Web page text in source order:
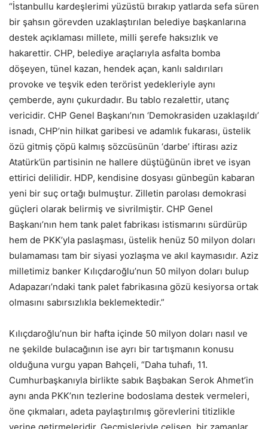
“İstanbullu kardeşlerimi yüzüstü bırakıp yatlarda sefa süren
bir şahsın görevden uzaklaştırılan belediye başkanlarına
destek açıklaması millete, milli şerefe haksızlık ve
hakarettir. CHP, belediye araçlarıyla asfalta bomba
döşeyen, tünel kazan, hendek açan, kanlı saldırıları
provoke ve teşvik eden terörist yedekleriyle aynı
çemberde, aynı çukurdadır. Bu tablo rezalettir, utanç
vericidir. CHP Genel Başkanı’nın ‘Demokrasiden uzaklaşıldı’
isnadı, CHP’nin hilkat garibesi ve adamlık fukarası, üstelik
özü gitmiş çöpü kalmış sözcüsünün ‘darbe’ iftirası aziz
Atatürk’ün partisinin ne hallere düştüğünün ibret ve isyan
ettirici delilidir. HDP, kendisine dosyası günbegün kabaran
yeni bir suç ortağı bulmuştur. Zilletin parolası demokrasi
güçleri olarak belirmiş ve sivrilmiştir. CHP Genel
Başkanı’nın hem tank palet fabrikası istismarını sürdürüp
hem de PKK’yla paslaşması, üstelik henüz 50 milyon doları
bulamaması tam bir siyasi yozlaşma ve akıl kaymasıdır. Aziz
milletimiz banker Kılıçdaroğlu’nun 50 milyon doları bulup
Adapazarı’ndaki tank palet fabrikasına gözü kesiyorsa ortak
olmasını sabırsızlıkla beklemektedir.”
Kılıçdaroğlu’nun bir hafta içinde 50 milyon doları nasıl ve
ne şekilde bulacağının ise ayrı bir tartışmanın konusu
olduğuna vurgu yapan Bahçeli, “Daha tuhafı, 11.
Cumhurbaşkanıyla birlikte sabık Başbakan Serok Ahmet’in
aynı anda PKK’nın tezlerine bodoslama destek vermeleri,
öne çıkmaları, adeta paylaştırılmış görevlerini titizlikle